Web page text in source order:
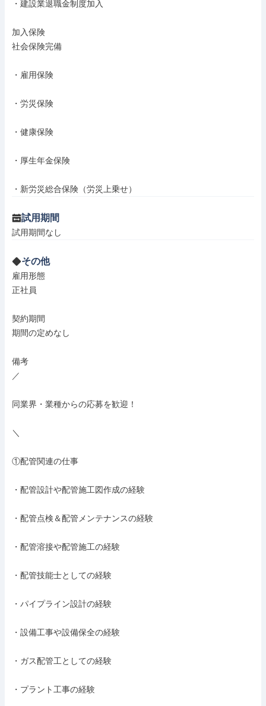
・建設業退職金制度加入
加入保険
社会保険完備
・雇用保険
・労災保険
・健康保険
・厚生年金保険
・新労災総合保険（労災上乗せ）
試用期間
試用期間なし
その他
雇用形態
正社員
契約期間
期間の定めなし
備考
／
同業界・業種からの応募を歓迎！
＼
①配管関連の仕事
・配管設計や配管施工図作成の経験
・配管点検＆配管メンテナンスの経験
・配管溶接や配管施工の経験
・配管技能士としての経験
・パイプライン設計の経験
・設備工事や設備保全の経験
・ガス配管工としての経験
・プラント工事の経験